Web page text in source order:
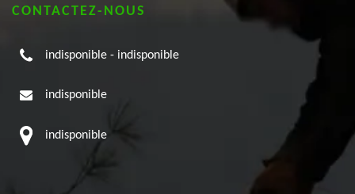
CONTACTEZ-NOUS
indisponible - indisponible
indisponible
indisponible